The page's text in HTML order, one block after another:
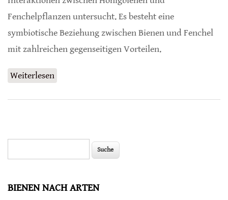
Fenchelpflanzen untersucht. Es besteht eine
symbiotische Beziehung zwischen Bienen und Fenchel
mit zahlreichen gegenseitigen Vorteilen.
Weiterlesen
BIENEN NACH ARTEN